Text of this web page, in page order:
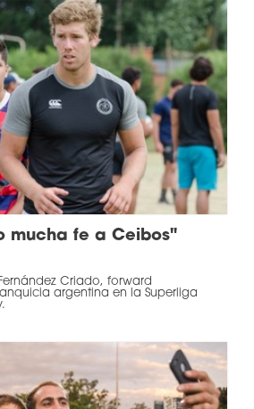
mucha fe a Ceibos"
Criado, forward
argentina en la Superliga